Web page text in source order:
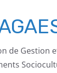
de Gestion